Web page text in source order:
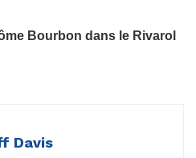
Bourbon dans le Rivarol
Davis